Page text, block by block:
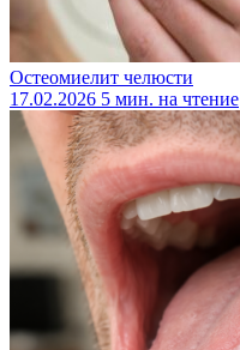
Остеомиелит челюсти
17.02.2026 5 мин. на чтение